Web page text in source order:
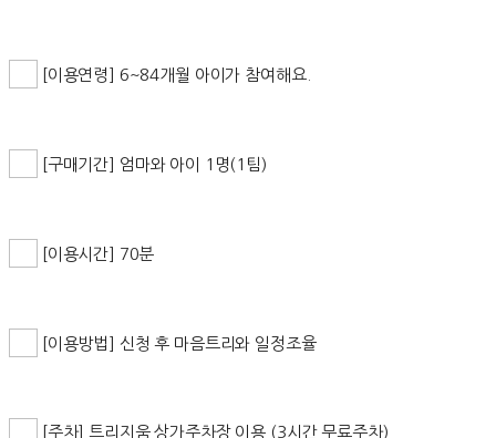
[이용연령] 6~84개월 아이가 참여해요.
[구매기간] 엄마와 아이 1명(1팀)
[이용시간] 70분
[이용방법] 신청 후 마음트리와 일정조율
[주차] 트리지움 상가주차장 이용 (3시간 무료주차)